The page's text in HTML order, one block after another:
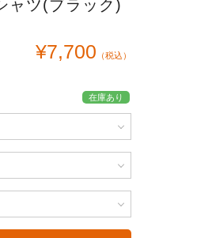
ャツ(ブラック)
¥7,700 （税込）
在庫あり